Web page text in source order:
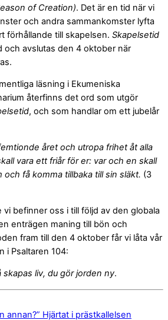
of Creation). Det är en tid när vi
och andra sammankomster lyfta
förhållande till skapelsen. Skapelsetid
och avslutas den 4 oktober när
läsning i Ekumeniska
återfinns det ord som utgör
, och som handlar om ett jubelår
året och utropa frihet åt alla
vara ett friår för er: var och en skall
och få komma tillbaka till sin släkt. (3
vi befinner oss i till följd av den globala
enträgen maning till bön och
fram till den 4 oktober får vi låta vår
i Psaltaren 104:
skapas liv, du gör jorden ny.
annan?” Hjärtat i prästkallelsen